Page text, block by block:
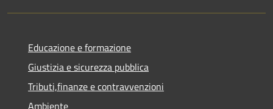
Educazione e formazione
Giustizia e sicurezza pubblica
Tributi,finanze e contravvenzioni
Ambiente